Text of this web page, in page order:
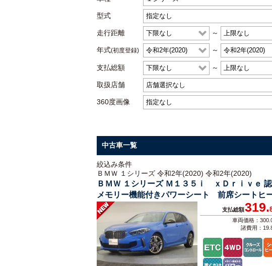
型式
走行距離 ～
年式(初度登録) ～
支払総額 ～
取扱店舗
360度画像
中古車一覧
絞込み条件
ＢＭＷ １シリーズ 令和2年(2020) 令和2年(2020)
ＢＭＷ １シリーズ Ｍ１３５ｉ ｘＤｒｉｖｅ
メモリー機能付きパワーシート 前席シート
支払総額319.
車両価格：
諸費用：